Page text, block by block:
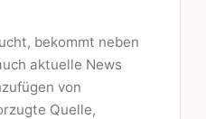
bekommt neben
aktuelle News
von
Quelle,